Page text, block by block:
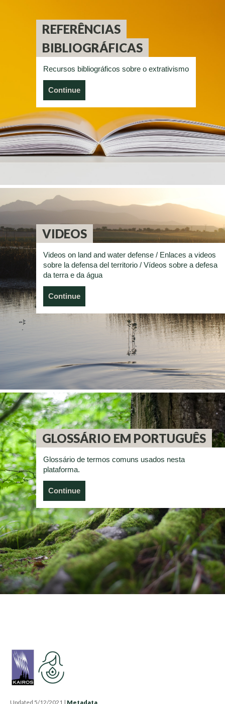
REFERÊNCIAS
BIBLIOGRÁFICAS
Recursos bibliográficos sobre o extrativismo
Continue
VIDEOS
Videos on land and water defense / Enlaces a videos
sobre la defensa del territorio / Vídeos sobre a defesa
da terra e da água
Continue
GLOSSÁRIO EM PORTUGUÊS
Glossário de termos comuns usados ​​nesta
plataforma.
Continue
Updated 5/12/2021 | Metadata